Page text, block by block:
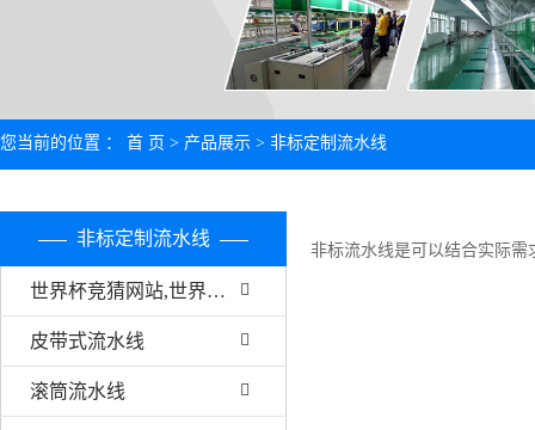
您当前的位置 ： 首 页 > 产品展示 > 非标定制流水线
非标定制流水线
世界杯竞猜网站,世界杯（中国）
皮带式流水线
滚筒流水线
非标流水线是可以结合实际